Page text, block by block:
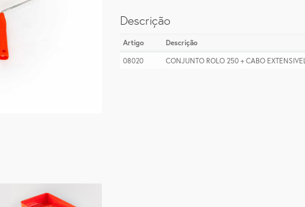
Descrição
Artigo Descrição
08020
CONJUNTO ROLO 250 + CABO EXTENSIVEL